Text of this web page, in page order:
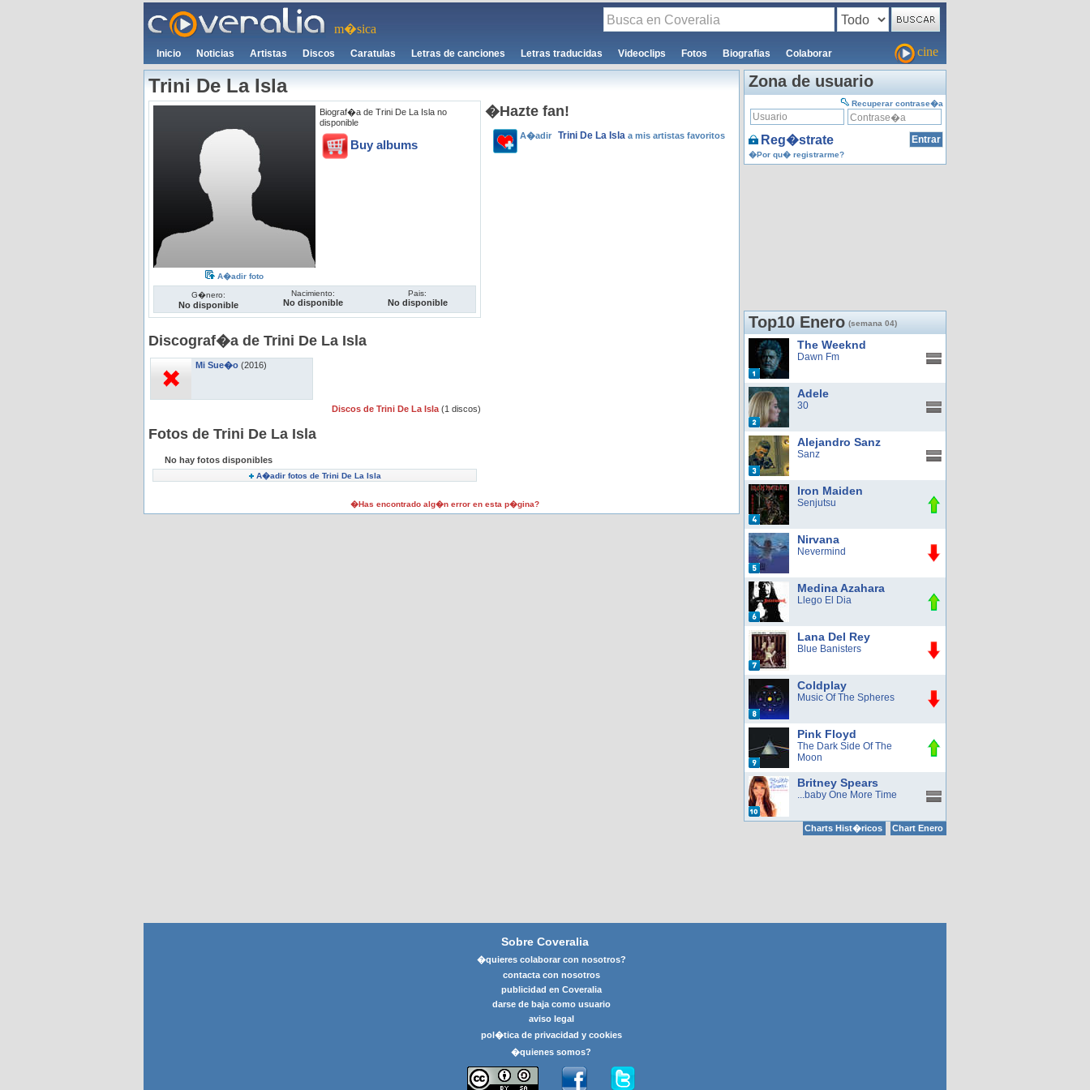
m�sica
Inicio Noticias Artistas Discos Caratulas Letras de canciones Letras traducidas Videoclips Fotos Biografias Colaborar cine
Trini De La Isla
A�adir foto
Biograf�a de Trini De La Isla no
disponible
Buy albums
G�nero:
No disponible
Nacimiento:
No disponible
Pais:
No disponible
Discograf�a de Trini De La Isla
Mi Sue�o (2016)
Discos de Trini De La Isla (1 discos)
Fotos de Trini De La Isla
No hay fotos disponibles
A�adir fotos de Trini De La Isla
�Hazte fan!
A�adir Trini De La Isla a mis artistas favoritos
�Has encontrado alg�n error en esta p�gina?
Zona de usuario
Recuperar contrase�a
Reg�strate
�Por qu� registrarme?
Top10 Enero (semana 04)
The Weeknd
Dawn Fm
Adele
30
Alejandro Sanz
Sanz
Iron Maiden
Senjutsu
Nirvana
Nevermind
Medina Azahara
Llego El Dia
Lana Del Rey
Blue Banisters
Coldplay
Music Of The Spheres
Pink Floyd
The Dark Side Of The
Moon
Britney Spears
...baby One More Time
Charts Hist�ricos Chart Enero
Sobre Coveralia
�quieres colaborar con nosotros?
contacta con nosotros
publicidad en Coveralia
darse de baja como usuario
aviso legal
pol�tica de privacidad y cookies
�quienes somos?